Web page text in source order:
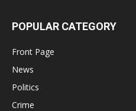
POPULAR CATEGORY
Front Page
News
Politics
Crime